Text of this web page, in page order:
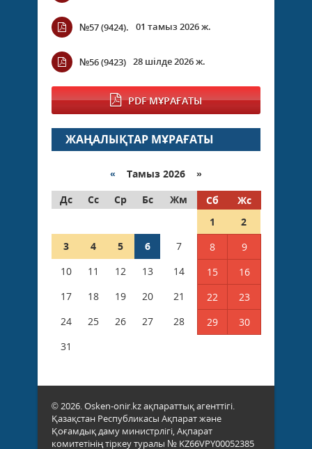
№57 (9424). 01 тамыз 2026 ж.
№56 (9423) 28 шілде 2026 ж.
PDF МҰРАҒАТЫ
ЖАҢАЛЫҚТАР МҰРАҒАТЫ
« Тамыз 2026 »
Дс
Сс Ср Бс Жм Сб
Жс
1
2
3
4 5 6 7 8
9
10
11 12 13 14 15
16
17
18 19 20 21 22
23
24
25 26 27 28 29
30
31
© 2026. Osken-onir.kz ақпараттық агенттігі.
Қазақстан Республикасы Ақпарат және
Қоғамдық даму министрлігі, Ақпарат
комитетінің тіркеу туралы № KZ66VPY00052385